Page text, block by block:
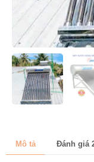
Mô tả Đánh giá